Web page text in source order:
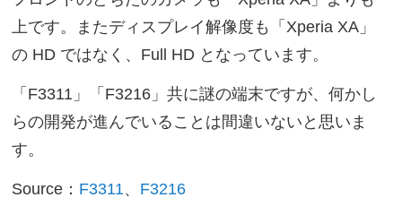
上です。またディスプレイ解像度も「Xperia XA」
の HD ではなく、Full HD となっています。
「F3311」「F3216」共に謎の端末ですが、何かし
らの開発が進んでいることは間違いないと思いま
す。
Source： F3311、 F3216